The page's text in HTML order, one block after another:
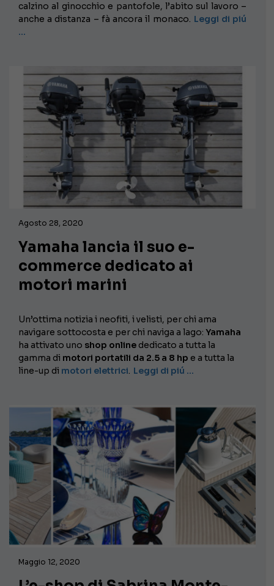
calzino al ginocchio e pantofole, l’abito sul lavoro –
anche a distanza – fà ancora il monaco. Leggi di piú
…
Agosto 28, 2020
Yamaha lancia il suo e-
commerce dedicato ai
motori marini
Un’ottima notizia i neofiti, i velisti, per chi ama
navigare sottocosta e per chi naviga a lago: Yamaha
ha attivato uno shop online dedicato a tutta la
gamma di motori portatili da 2.5 a 8 hp e a tutta la
line-up di motori elettrici. Leggi di piú …
Maggio 12, 2020